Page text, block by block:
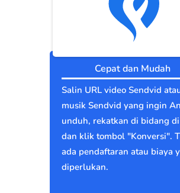
Cepat dan Mudah
Salin URL video Sendvid
musik Sendvid yang ingin
unduh, rekatkan di bidang
dan klik tombol "Konversi".
ada pendaftaran atau biaya
diperlukan.